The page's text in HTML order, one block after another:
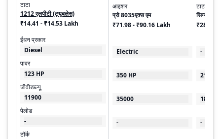
टाटा
1212 एलपीटी (ट्यूबलेस)
₹14.41 - ₹14.53 Lakh
ईंधन प्रकार
Diesel
पावर
123 HP
जीवीडब्ल्यू
11900
पेलोड
-
टॉर्क
आइशर
प्रो 8035एक्स एम
₹71.98 - ₹90.16 Lakh
Electric
350 HP
35000
-
टाटा
सिग्ना
₹28.91
-
219 HP
18500
-